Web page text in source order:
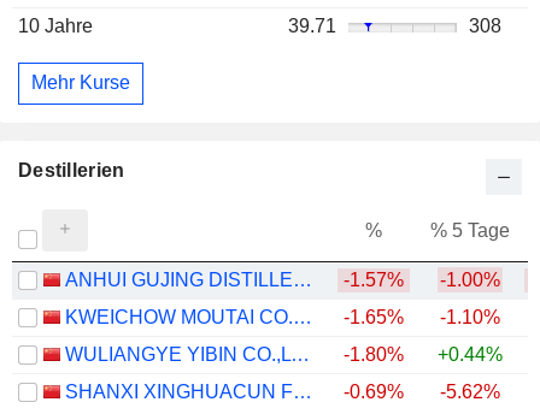
10 Jahre
39.71 308
Mehr Kurse
Destillerien
% % 5 Tage
ANHUI GUJING DISTILLERY CO., LTD. -1.57% -1.00%
KWEICHOW MOUTAI CO., LTD.
-1.65% -1.10%
WULIANGYE YIBIN CO.,LTD.
-1.80% +0.44%
SHANXI XINGHUACUN FEN WINE FACTORY CO.,LTD.
-0.69% -5.62%